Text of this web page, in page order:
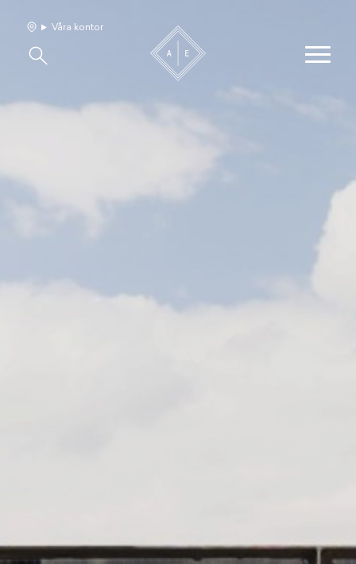
Våra hem
Bevakning
Vårt team
Våra kontor